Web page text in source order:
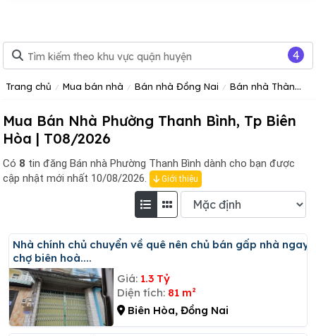
Trang chủ Mua bán nhà Bán nhà Đồng Nai Bán nhà Thành phố Biên Hòa
Mua Bán Nhà Phường Thanh Bình, Tp Biên
Hòa | T08/2026
Có 8 tin đăng Bán nhà Phường Thanh Bình dành cho bạn được
cập nhật mới nhất 10/08/2026.
Giới thiệu
Nhà chính chủ chuyển về quê nên chủ bán gấp nhà ngay
chợ biên hoà....
Giá: 1.3 Tỷ
Diện tích: 81 m²
Biên Hòa, Đồng Nai
4